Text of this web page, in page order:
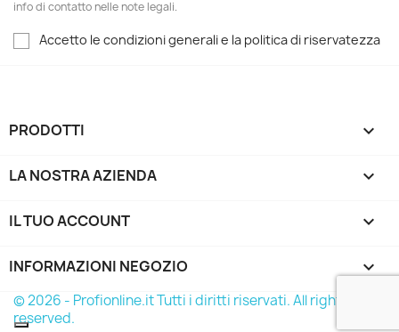
info di contatto nelle note legali.
Accetto le condizioni generali e la politica di riservatezza
PRODOTTI 
LA NOSTRA AZIENDA 
IL TUO ACCOUNT 
INFORMAZIONI NEGOZIO keyboard_arrow_down
© 2026 - Profionline.it Tutti i diritti riservati. All rights
reserved.